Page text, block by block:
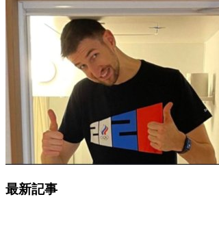
最新記事